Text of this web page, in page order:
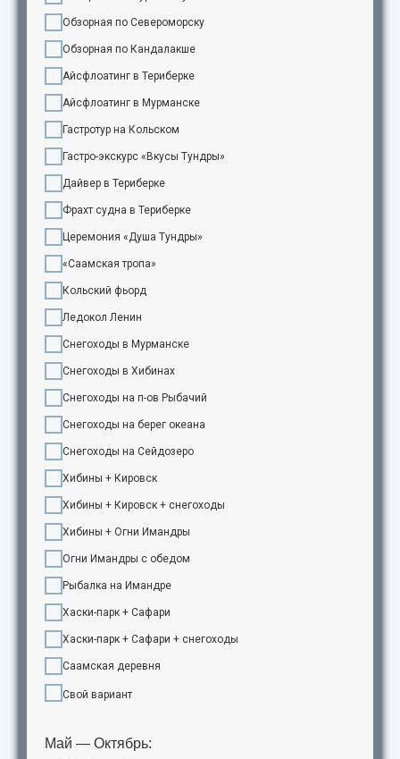
Обзорная по Североморску
Обзорная по Кандалакше
Айсфлоатинг в Териберке
Айсфлоатинг в Мурманске
Гастротур на Кольском
Гастро-экскурс «Вкусы Тундры»
Дайвер в Териберке
Фрахт судна в Териберке
Церемония «Душа Тундры»
«Саамская тропа»
Кольский фьорд
Ледокол Ленин
Снегоходы в Мурманске
Снегоходы в Хибинах
Снегоходы на п-ов Рыбачий
Снегоходы на берег океана
Снегоходы на Сейдозеро
Хибины + Кировск
Хибины + Кировск + снегоходы
Хибины + Огни Имандры
Огни Имандры с обедом
Рыбалка на Имандре
Хаски-парк + Сафари
Хаски-парк + Сафари + снегоходы
Саамская деревня
Свой вариант
Май — Октябрь: